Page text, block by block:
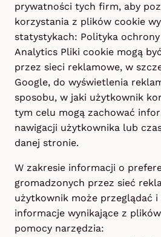
prywatności tych firm, aby
korzystania z plików cookie
statystykach: Polityka
Analytics Pliki cookie mogą
przez sieci reklamowe, w
Google, do wyświetlenia
sposobu, w jaki użytkownik
tym celu mogą zachować
nawigacji użytkownika lub
danej stronie.
W zakresie informacji o
gromadzonych przez sieć
użytkownik może przeglądać i
informacje wynikające z
pomocy narzędzia: